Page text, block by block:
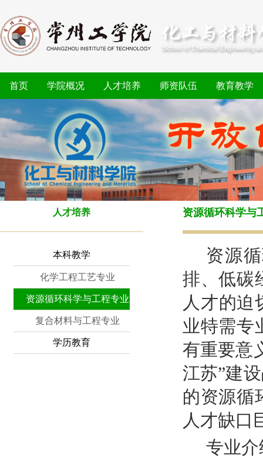
首页 学院概况 人才培养 师资队伍 教育教学
人才培养
本科教学
化学工程工艺专业
资源循环科学与工程专业
复合材料与工程专业
学历教育
资源循环科学与
资源
排、低碳
人才的迫
业特需专
有重要意
江苏”建
的资源循
人才缺口
专业介